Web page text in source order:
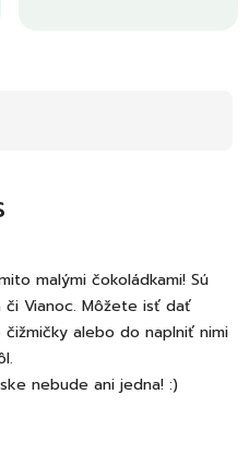
malými čokoládkami! Sú
či Vianoc. Môžete isť dať
čižmičky alebo do naplniť nimi
nebude ani jedna! :)